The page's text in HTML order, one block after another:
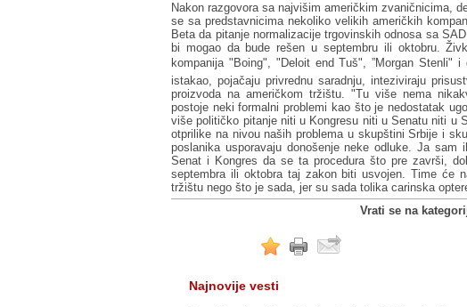
Nakon razgovora sa najvišim američkim zvaničnicima,
se sa predstavnicima nekoliko velikih američkih
Beta da pitanje normalizacije trgovinskih odnosa sa
bi mogao da bude rešen u septembru ili oktobru.
kompanija "Boing", "Deloit end Tuš", ”Morgan
istakao, pojačaju privrednu saradnju, inteziviraju
proizvoda na američkom tržištu. "Tu više nema
postoje neki formalni problemi kao što je nedostatak
više političko pitanje niti u Kongresu niti u Senatu niti u
otprilike na nivou naših problema u skupštini Srbije i
poslanika usporavaju donošenje neke odluke. Ja
Senat i Kongres da se ta procedura što pre završi,
septembra ili oktobra taj zakon biti usvojen. Time će
tržištu nego što je sada, jer su sada tolika carinska
Vrati se na
Najnovije vesti